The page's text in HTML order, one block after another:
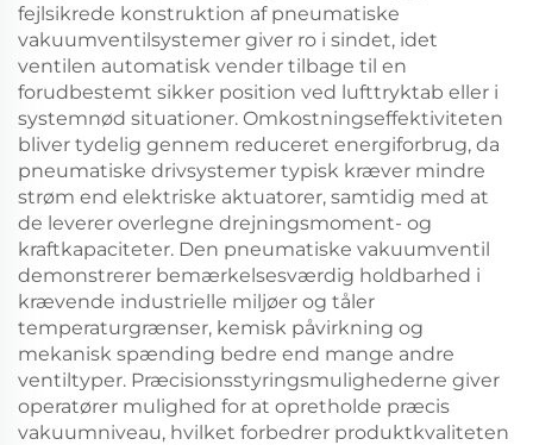
fejlsikrede konstruktion af pneumatiske
vakuumventilsystemer giver ro i sindet, idet
ventilen automatisk vender tilbage til en
forudbestemt sikker position ved lufttryktab eller i
systemnød situationer. Omkostningseffektiviteten
bliver tydelig gennem reduceret energiforbrug, da
pneumatiske drivsystemer typisk kræver mindre
strøm end elektriske aktuatorer, samtidig med at
de leverer overlegne drejningsmoment- og
kraftkapaciteter. Den pneumatiske vakuumventil
demonstrerer bemærkelsesværdig holdbarhed i
krævende industrielle miljøer og tåler
temperaturgrænser, kemisk påvirkning og
mekanisk spænding bedre end mange andre
ventiltyper. Præcisionsstyringsmulighederne giver
operatører mulighed for at opretholde præcis
vakuumniveau, hvilket forbedrer produktkvaliteten